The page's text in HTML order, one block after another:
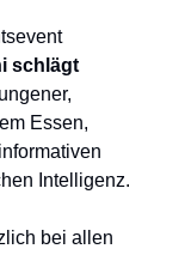
schlägt
Essen,
Intelligenz.
bei allen